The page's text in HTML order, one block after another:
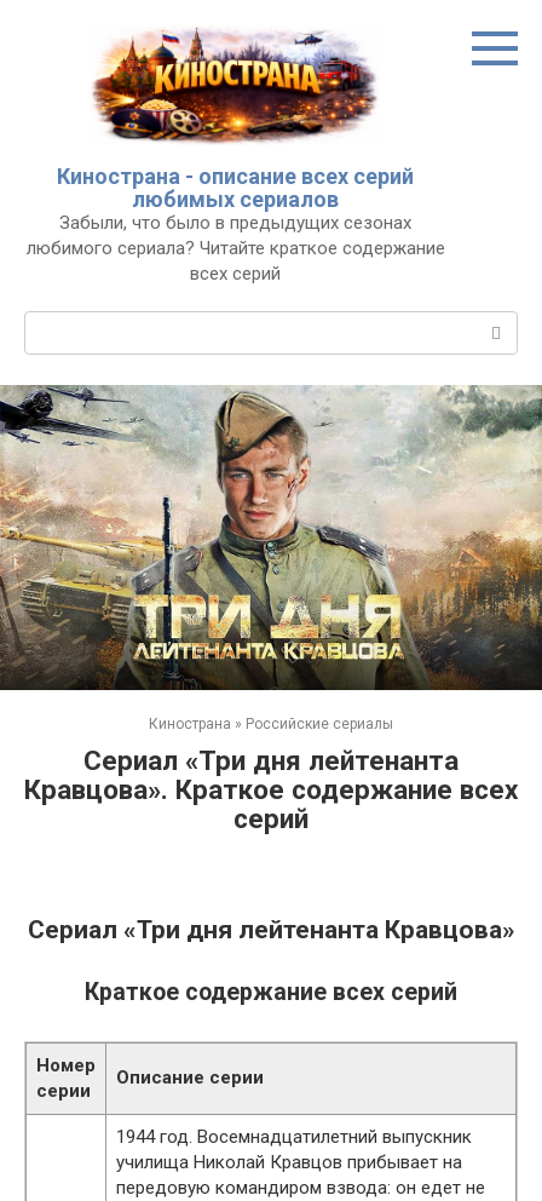
Кинострана - описание всех серий
любимых сериалов
Забыли, что было в предыдущих сезонах
любимого сериала? Читайте краткое содержание
всех серий
Кинострана » Российские сериалы
Сериал «Три дня лейтенанта
Кравцова». Краткое содержание всех
серий
Сериал «Три дня лейтенанта Кравцова»
Краткое содержание всех серий
Номер
серии
Описание серии
1944 год. Восемнадцатилетний выпускник
училища Николай Кравцов прибывает на
передовую командиром взвода: он едет не